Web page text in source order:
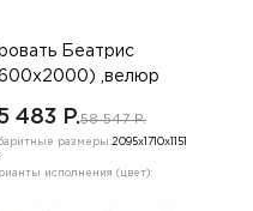
Беатрис
,велюр
483 P.58 547 P.
размеры:2095х1710х1151
исполнения (цвет):